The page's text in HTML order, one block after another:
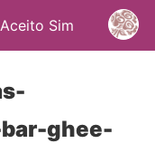
Sim
ghee-